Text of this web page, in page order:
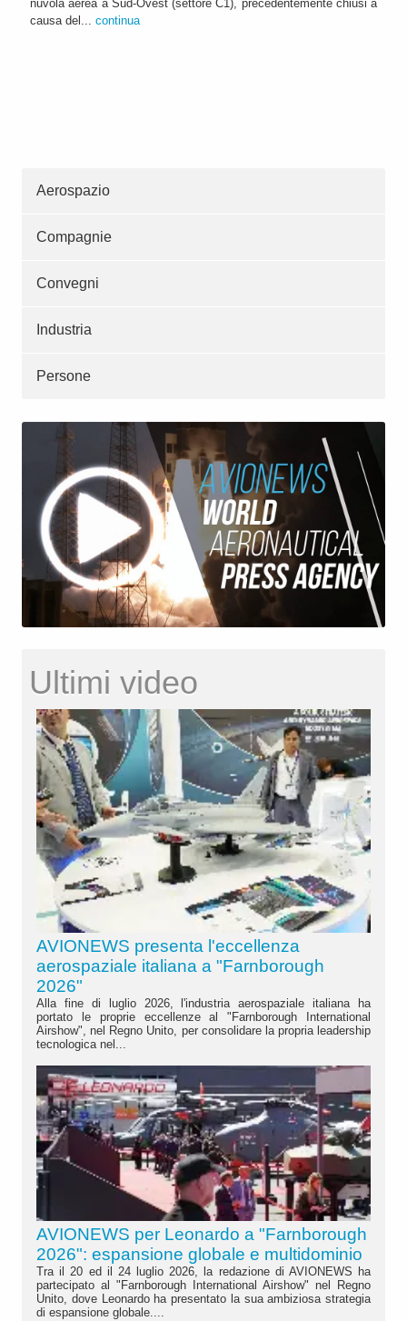
nuvola aerea a Sud-Ovest (settore C1), precedentemente chiusi a
causa del... continua
Aerospazio
Compagnie
Convegni
Industria
Persone
Ultimi video
AVIONEWS presenta l'eccellenza
aerospaziale italiana a "Farnborough
2026"
Alla fine di luglio 2026, l'industria aerospaziale italiana ha
portato le proprie eccellenze al "Farnborough International
Airshow", nel Regno Unito, per consolidare la propria leadership
tecnologica nel...
AVIONEWS per Leonardo a "Farnborough
2026": espansione globale e multidominio
Tra il 20 ed il 24 luglio 2026, la redazione di AVIONEWS ha
partecipato al "Farnborough International Airshow" nel Regno
Unito, dove Leonardo ha presentato la sua ambiziosa strategia
di espansione globale....